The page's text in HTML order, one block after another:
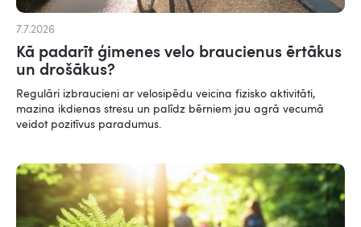
7.7.2026
Kā padarīt ģimenes velo braucienus ērtākus
un drošākus?
Regulāri izbraucieni ar velosipēdu veicina fizisko aktivitāti,
mazina ikdienas stresu un palīdz bērniem jau agrā vecumā
veidot pozitīvus paradumus.